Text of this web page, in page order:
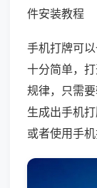
件安装教程
手机打牌可
十分简单，
规律，只需
生成出手机
或者使用手